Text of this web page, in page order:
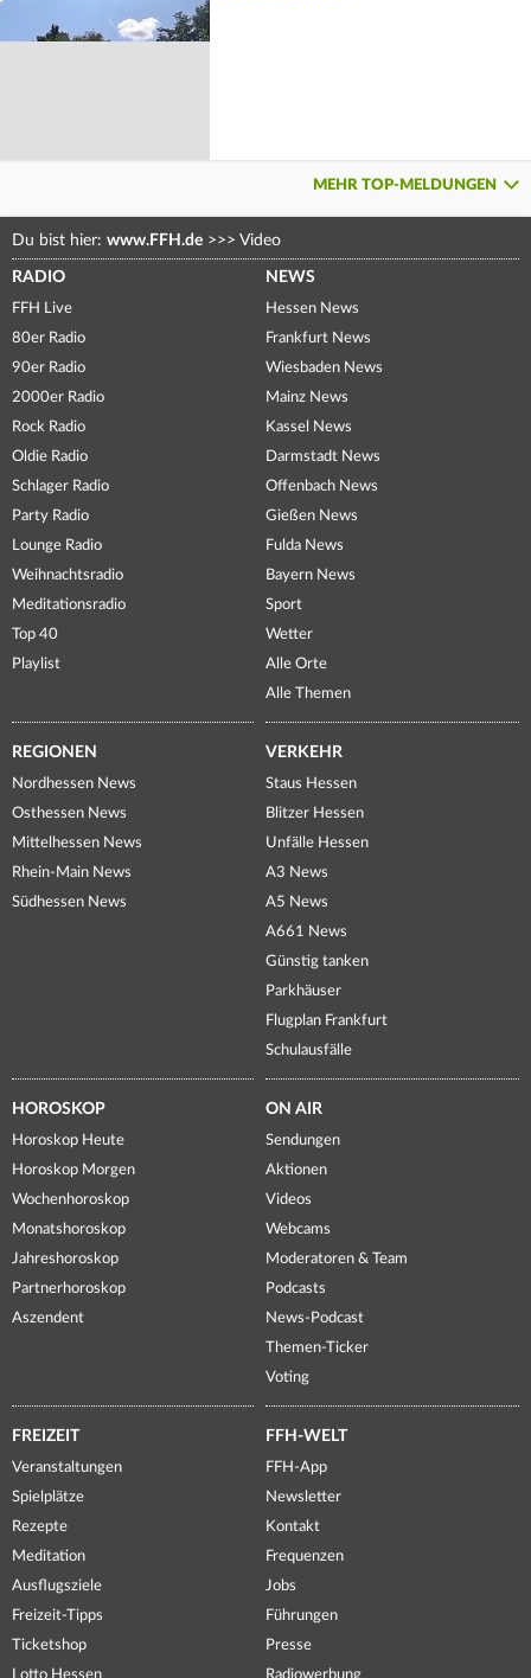
MEHR TOP-MELDUNGEN
Du bist hier: www.FFH.de >>> Video
RADIO
FFH Live
80er Radio
90er Radio
2000er Radio
Rock Radio
Oldie Radio
Schlager Radio
Party Radio
Lounge Radio
Weihnachtsradio
Meditationsradio
Top 40
Playlist
NEWS
Hessen News
Frankfurt News
Wiesbaden News
Mainz News
Kassel News
Darmstadt News
Offenbach News
Gießen News
Fulda News
Bayern News
Sport
Wetter
Alle Orte
Alle Themen
REGIONEN
Nordhessen News
Osthessen News
Mittelhessen News
Rhein-Main News
Südhessen News
VERKEHR
Staus Hessen
Blitzer Hessen
Unfälle Hessen
A3 News
A5 News
A661 News
Günstig tanken
Parkhäuser
Flugplan Frankfurt
Schulausfälle
HOROSKOP
Horoskop Heute
Horoskop Morgen
Wochenhoroskop
Monatshoroskop
Jahreshoroskop
Partnerhoroskop
Aszendent
ON AIR
Sendungen
Aktionen
Videos
Webcams
Moderatoren & Team
Podcasts
News-Podcast
Themen-Ticker
Voting
FREIZEIT
Veranstaltungen
Spielplätze
Rezepte
Meditation
Ausflugsziele
Freizeit-Tipps
Ticketshop
Lotto Hessen
FFH-WELT
FFH-App
Newsletter
Kontakt
Frequenzen
Jobs
Führungen
Presse
Radiowerbung